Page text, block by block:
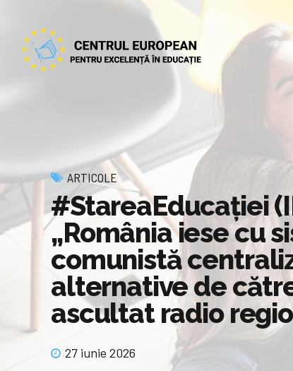
ARTICOLE
#StareaEducației
„România iese cu
comunistă
alternative de
ascultat radio
27 iunie 2026